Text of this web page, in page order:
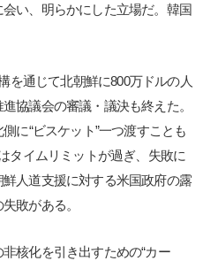
い、明らかにした立場だ。韓国
を通じて北朝鮮に800万ドルの人
協議会の審議・議決も終えた。
に“ビスケット”一つ渡すことも
タイムリミットが過ぎ、失敗に
人道支援に対する米国政府の露
敗がある。
核化を引き出すための“カー